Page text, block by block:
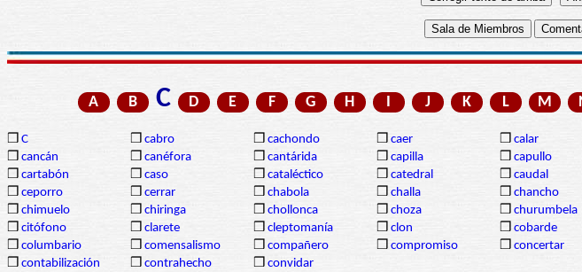
A B C D E F G H I J K L M
❒ C ❒ cabro ❒ cachondo ❒ caer ❒ calar
❒ cancán ❒ canéfora ❒ cantárida ❒ capilla ❒ capullo
❒ cartabón ❒ caso ❒ cataléctico ❒ catedral ❒ caudal
❒ ceporro ❒ cerrar ❒ chabola ❒ challa ❒ chancho
❒ chimuelo ❒ chiringa ❒ chollonca ❒ choza ❒ churumbela
❒ citófono ❒ clarete ❒ cleptomanía ❒ clon ❒ cobarde
❒ columbario ❒ comensalismo ❒ compañero ❒ compromiso ❒ concertar
❒ contabilización ❒ contrahecho ❒ convidar